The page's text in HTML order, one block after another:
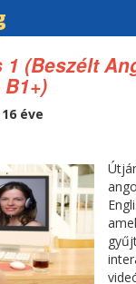
(Beszélt
éve